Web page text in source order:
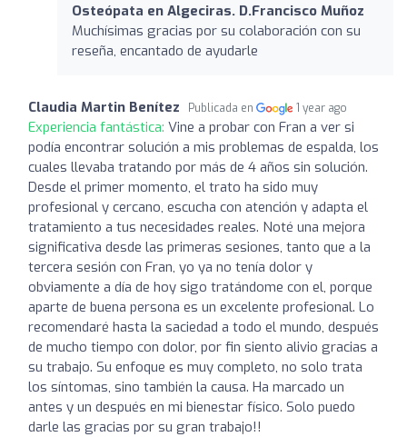
Osteópata en Algeciras. D.Francisco Muñoz
Muchísimas gracias por su colaboración con su
reseña, encantado de ayudarle
Claudia Martin Benítez Publicada en 1 year ago
Experiencia fantástica: Vine a probar con Fran a ver si
podía encontrar solución a mis problemas de espalda, los
cuales llevaba tratando por más de 4 años sin solución.
Desde el primer momento, el trato ha sido muy
profesional y cercano, escucha con atención y adapta el
tratamiento a tus necesidades reales. Noté una mejora
significativa desde las primeras sesiones, tanto que a la
tercera sesión con Fran, yo ya no tenía dolor y
obviamente a día de hoy sigo tratándome con el, porque
aparte de buena persona es un excelente profesional. Lo
recomendaré hasta la saciedad a todo el mundo, después
de mucho tiempo con dolor, por fin siento alivio gracias a
su trabajo. Su enfoque es muy completo, no solo trata
los síntomas, sino también la causa. Ha marcado un
antes y un después en mi bienestar físico. Solo puedo
darle las gracias por su gran trabajo!!